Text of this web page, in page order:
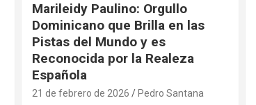
Presidente Abinader designa
Comisión de Veeduría de obras
deportivas
20 de febrero de 2026 Pedro Santana